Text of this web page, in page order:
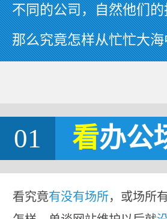
不同的公司，自然他们
那么究竟怎样从忙忙大
01 看办公
看究竟有没有场所，或场所